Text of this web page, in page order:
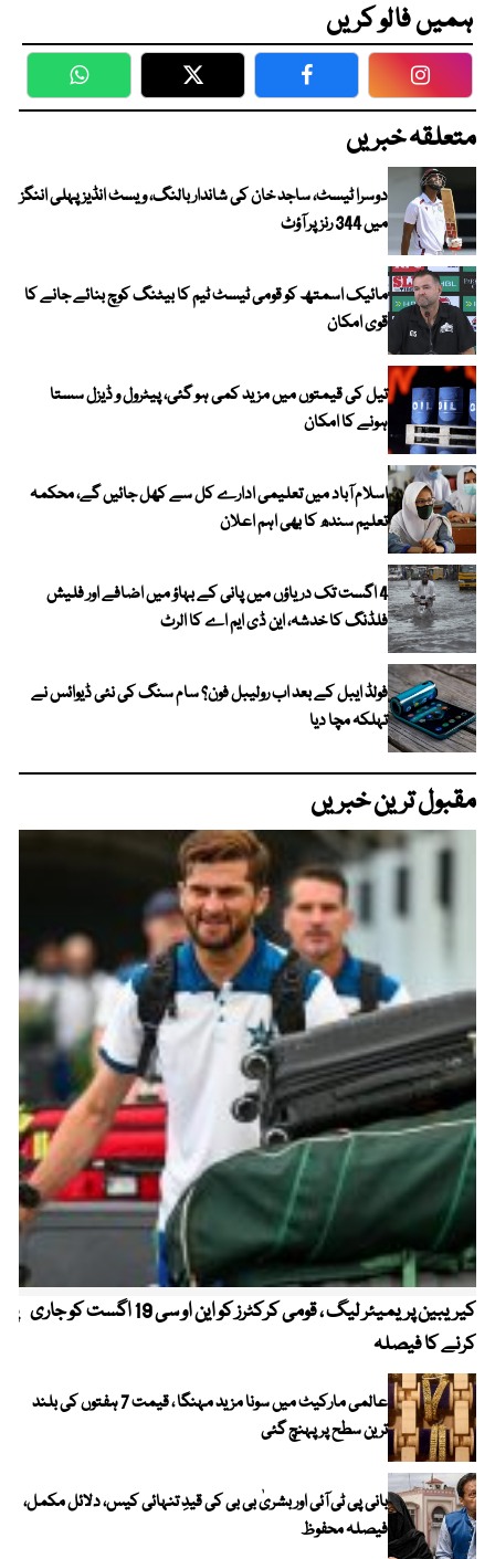
ہمیں فالو کریں
WhatsApp Twitter Facebook
متعلقہ خبریں
دوسرا ٹیسٹ، ساجد خان کی شاندار بالنگ، ویسٹ انڈیز پہلی اننگز
میں 344 رنز پر آؤٹ
مائیک اسمتھ کو قومی ٹیسٹ ٹیم کا بیٹنگ کوچ بنائے جانے کا
قوی امکان
تیل کی قیمتوں میں مزید کمی ہو گئی، پیٹرول و ڈیزل سستا
ہونے کا امکان
اسلام آباد میں تعلیمی ادارے کل سے کھل جائیں گے، محکمہ
تعلیم سندھ کا بھی اہم اعلان
4 اگست تک دریاؤں میں پانی کے بہاؤ میں اضافے اور فلیش
فلڈنگ کا خدشہ، این ڈی ایم اے کا الرٹ
فولڈ ایبل کے بعد اب رولیبل فون؟ سام سنگ کی نئی ڈیوائس نے
تہلکہ مچا دیا
مقبول ترین خبریں
کیریبین پریمیئر لیگ ، قومی کرکٹرز کو این او سی 19 اگست کو جاری
کرنے کا فیصلہ
عالمی مارکیٹ میں سونا مزید مہنگا ، قیمت 7 ہفتوں کی بلند
ترین سطح پر پہنچ گئی
بانی پی ٹی آئی اور بشریٰ بی بی کی قیدِ تنہائی کیس، دلائل مکمل،
فیصلہ محفوظ